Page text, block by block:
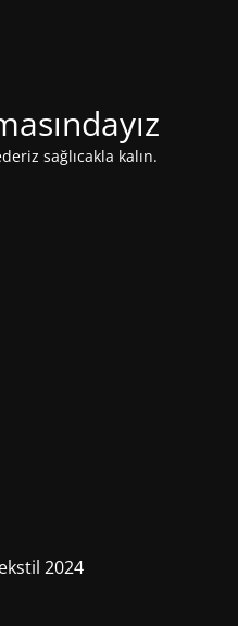
sağlıcakla kalın.
2024